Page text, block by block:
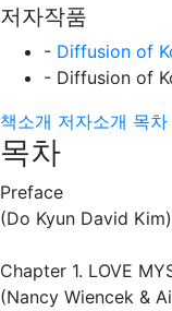
저자작품
- Diffusion of
- Diffusion of
책소개 저자소개 목차
목차
Preface
(Do Kyun David Kim)
Chapter 1. LOVE
(Nancy Wiencek &